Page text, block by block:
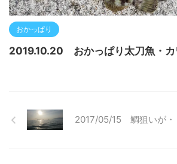
おかっぱり
2019.10.20 おかっぱり太刀魚・カ
2017/05/15 鯛狙いが